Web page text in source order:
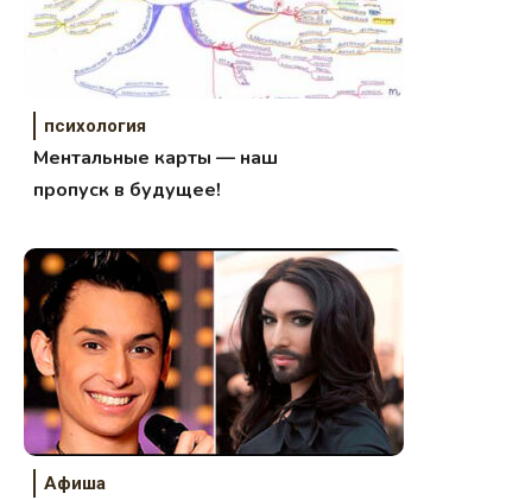
психология
Ментальные карты — наш
пропуск в будущее!
Афиша